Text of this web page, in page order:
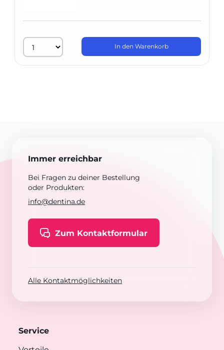
In den Warenkorb
Immer erreichbar
Bei Fragen zu deiner Bestellung
oder Produkten:
info@dentina.de
Zum Kontaktformular
Alle Kontaktmöglichkeiten
Service